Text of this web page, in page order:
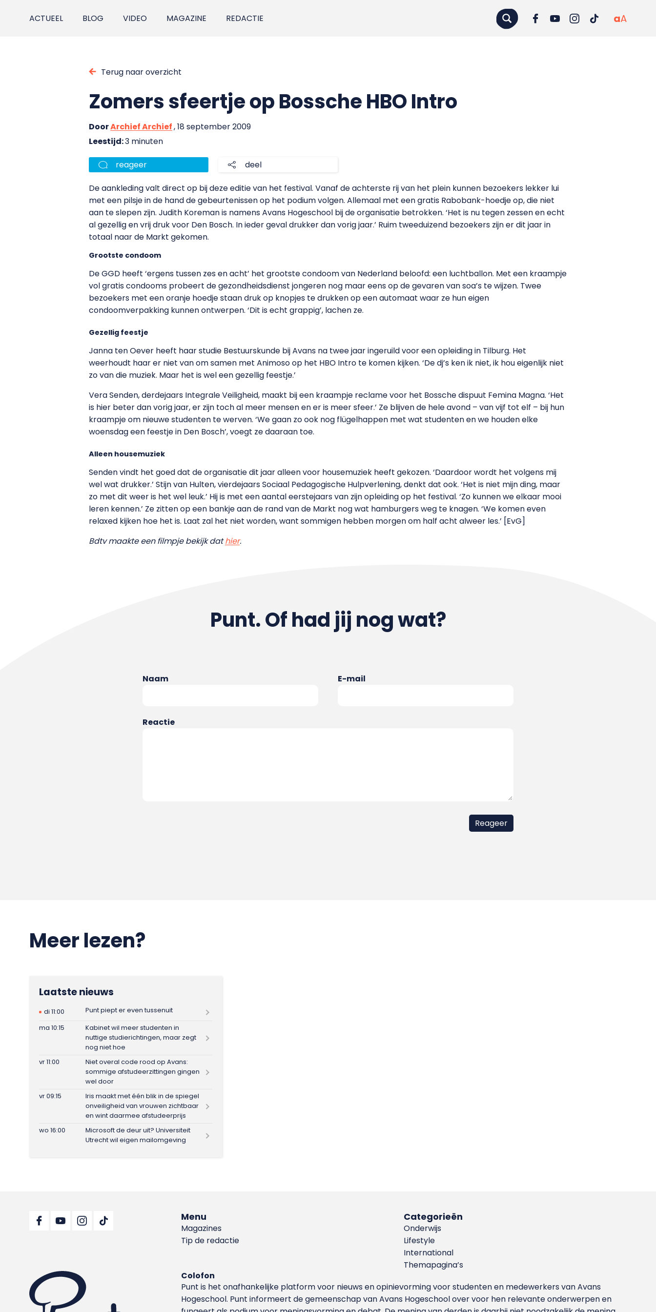
ACTUEEL BLOG VIDEO MAGAZINE REDACTIE aA
Terug naar overzicht
Zomers sfeertje op Bossche HBO Intro
DoorArchief Archief, 18 september 2009
Leestijd:3 minuten
reageer deel
De aankleding valt direct op bij deze editie van het festival. Vanaf de achterste rij van het plein kunnen bezoekers lekker lui
met een pilsje in de hand de gebeurtenissen op het podium volgen. Allemaal met een gratis Rabobank-hoedje op, die niet
aan te slepen zijn. Judith Koreman is namens Avans Hogeschool bij de organisatie betrokken. ‘Het is nu tegen zessen en echt
al gezellig en vrij druk voor Den Bosch. In ieder geval drukker dan vorig jaar.’ Ruim tweeduizend bezoekers zijn er dit jaar in
totaal naar de Markt gekomen.
Grootste condoom
De GGD heeft ‘ergens tussen zes en acht’ het grootste condoom van Nederland beloofd: een luchtballon. Met een kraampje
vol gratis condooms probeert de gezondheidsdienst jongeren nog maar eens op de gevaren van soa’s te wijzen. Twee
bezoekers met een oranje hoedje staan druk op knopjes te drukken op een automaat waar ze hun eigen
condoomverpakking kunnen ontwerpen. ‘Dit is echt grappig’, lachen ze.
Gezellig feestje
Janna ten Oever heeft haar studie Bestuurskunde bij Avans na twee jaar ingeruild voor een opleiding in Tilburg. Het
weerhoudt haar er niet van om samen met Animoso op het HBO Intro te komen kijken. ‘De dj’s ken ik niet, ik hou eigenlijk niet
zo van die muziek. Maar het is wel een gezellig feestje.’
Vera Senden, derdejaars Integrale Veiligheid, maakt bij een kraampje reclame voor het Bossche dispuut Femina Magna. ‘Het
is hier beter dan vorig jaar, er zijn toch al meer mensen en er is meer sfeer.’ Ze blijven de hele avond – van vijf tot elf – bij hun
kraampje om nieuwe studenten te werven. ‘We gaan zo ook nog flügelhappen met wat studenten en we houden elke
woensdag een feestje in Den Bosch’, voegt ze daaraan toe.
Alleen housemuziek
Senden vindt het goed dat de organisatie dit jaar alleen voor housemuziek heeft gekozen. ‘Daardoor wordt het volgens mij
wel wat drukker.’ Stijn van Hulten, vierdejaars Sociaal Pedagogische Hulpverlening, denkt dat ook. ‘Het is niet mijn ding, maar
zo met dit weer is het wel leuk.’ Hij is met een aantal eerstejaars van zijn opleiding op het festival. ‘Zo kunnen we elkaar mooi
leren kennen.’ Ze zitten op een bankje aan de rand van de Markt nog wat hamburgers weg te knagen. ‘We komen even
relaxed kijken hoe het is. Laat zal het niet worden, want sommigen hebben morgen om half acht alweer les.’ [EvG]
Bdtv maakte een filmpje bekijk dathier.
Punt. Of had jij nog wat?
Naam E-mail
Reactie
Meer lezen?
Laatste nieuws
di 11:00
Punt piept er even tussenuit
ma 10:15
Kabinet wil meer studenten in
nuttige studierichtingen, maar zegt
nog niet hoe
vr 11:00
Niet overal code rood op Avans:
sommige afstudeerzittingen gingen
wel door
vr 09:15
Iris maakt met één blik in de spiegel
onveiligheid van vrouwen zichtbaar
en wint daarmee afstudeerprijs
wo 16:00
Microsoft de deur uit? Universiteit
Utrecht wil eigen mailomgeving
Menu
Magazines
Tip de redactie
Categorieën
Onderwijs
Lifestyle
International
Themapagina’s
Colofon
Punt is het onafhankelijke platform voor nieuws en opinievorming voor studenten en medewerkers van Avans
Hoge­school. Punt informeert de gemeenschap van Avans Hogeschool over voor hen relevante onderwerpen en